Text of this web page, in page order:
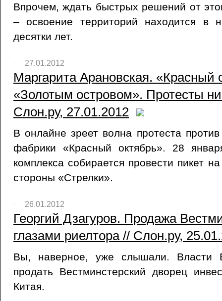
Впрочем, ждать быстрых решений от
– освоение территорий находится в
десятки лет.
27.01.2012
Маргарита Арановская. «Красный
«Золотым островом». Протесты
Слон.ру, 27.01.2012
В онлайне зреет волна протеста
фабрики «Красный октябрь». 28
комплекса собирается провести пикет
стороны «Стрелки».
26.01.2012
Георгий Дзагуров. Продажа
глазами риелтора // Слон.ру,
Вы, наверное, уже слышали. Власти
продать Вестминстерский дворец
Китая.